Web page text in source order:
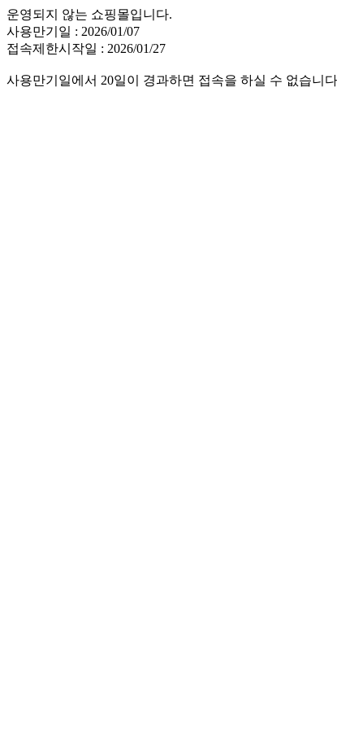
운영되지 않는 쇼핑몰입니다.
사용만기일 : 2026/01/07
접속제한시작일 : 2026/01/27
사용만기일에서 20일이 경과하면 접속을 하실 수 없습니